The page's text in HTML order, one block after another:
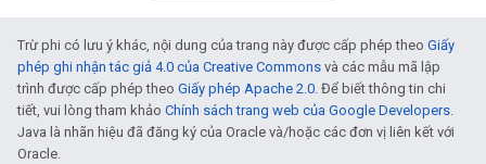
Trừ phi có lưu ý khác, nội dung của trang này được cấp phép theo Giấy
phép ghi nhận tác giả 4.0 của Creative Commons và các mẫu mã lập
trình được cấp phép theo Giấy phép Apache 2.0. Để biết thông tin chi
tiết, vui lòng tham khảo Chính sách trang web của Google Developers.
Java là nhãn hiệu đã đăng ký của Oracle và/hoặc các đơn vị liên kết với
Oracle.